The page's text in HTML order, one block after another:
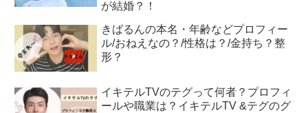
が結婚？！
きばるんの本名・年齢などプロフィー
ル/おねえなの？/性格は？/金持ち？整
形？
イキテルTVのテグって何者？プロフィ
ールや職業は？イキテルTV &テグのグ